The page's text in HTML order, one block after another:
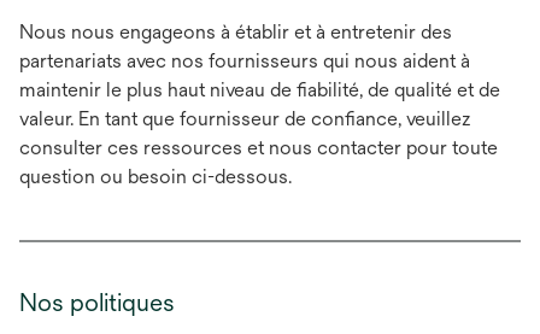
Nous nous engageons à établir et à entretenir des
partenariats avec nos fournisseurs qui nous aident à
maintenir le plus haut niveau de fiabilité, de qualité et de
valeur. En tant que fournisseur de confiance, veuillez
consulter ces ressources et nous contacter pour toute
question ou besoin ci-dessous.
Nos politiques